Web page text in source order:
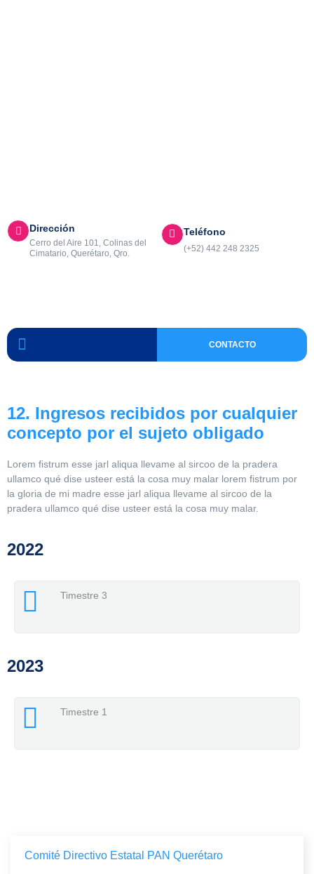
Dirección
Cerro del Aire 101, Colinas del
Cimatario, Querétaro, Qro.
Teléfono
(+52) 442 248 2325
CONTACTO
12. Ingresos recibidos por cualquier
concepto por el sujeto obligado
Lorem fistrum esse jarl aliqua llevame al sircoo de la pradera
ullamco qué dise usteer está la cosa muy malar lorem fistrum por
la gloria de mi madre esse jarl aliqua llevame al sircoo de la
pradera ullamco qué dise usteer está la cosa muy malar.
2022
Timestre 3
2023
Timestre 1
Comité Directivo Estatal PAN Querétaro